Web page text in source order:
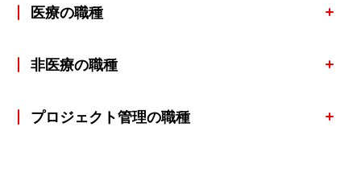
医療の職種
非医療の職種
プロジェクト管理の職種